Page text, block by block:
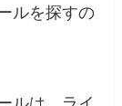
ルを探すの